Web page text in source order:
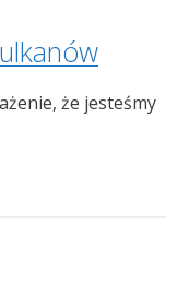
że jesteśmy